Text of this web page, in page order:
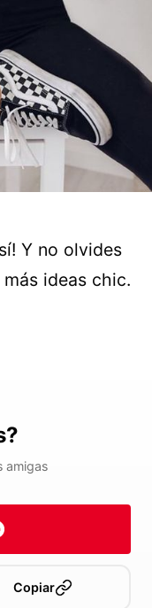
Y no olvides
más ideas chic.
amigas
Copiar